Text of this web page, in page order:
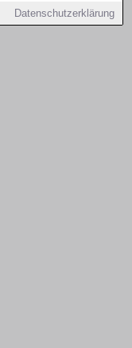
Datenschutzerklärung
by: 1a-sites-autos